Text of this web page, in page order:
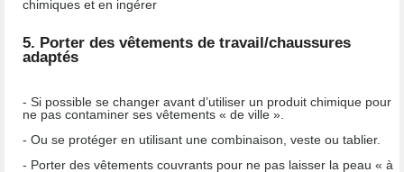
chimiques et en ingérer
5. Porter des vêtements de travail/chaussures
adaptés
- Si possible se changer avant d’utiliser un produit chimique pour
ne pas contaminer ses vêtements « de ville ».
- Ou se protéger en utilisant une combinaison, veste ou tablier.
- Porter des vêtements couvrants pour ne pas laisser la peau « à